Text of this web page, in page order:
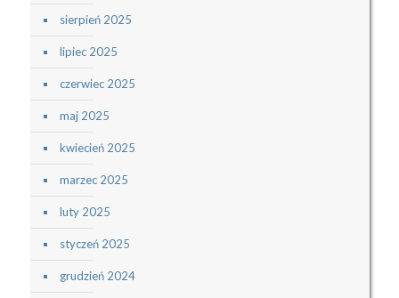
sierpień 2025
lipiec 2025
czerwiec 2025
maj 2025
kwiecień 2025
marzec 2025
luty 2025
styczeń 2025
grudzień 2024